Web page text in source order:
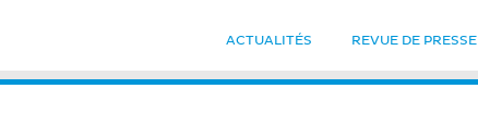
ACTUALITÉS REVUE DE PRESSE